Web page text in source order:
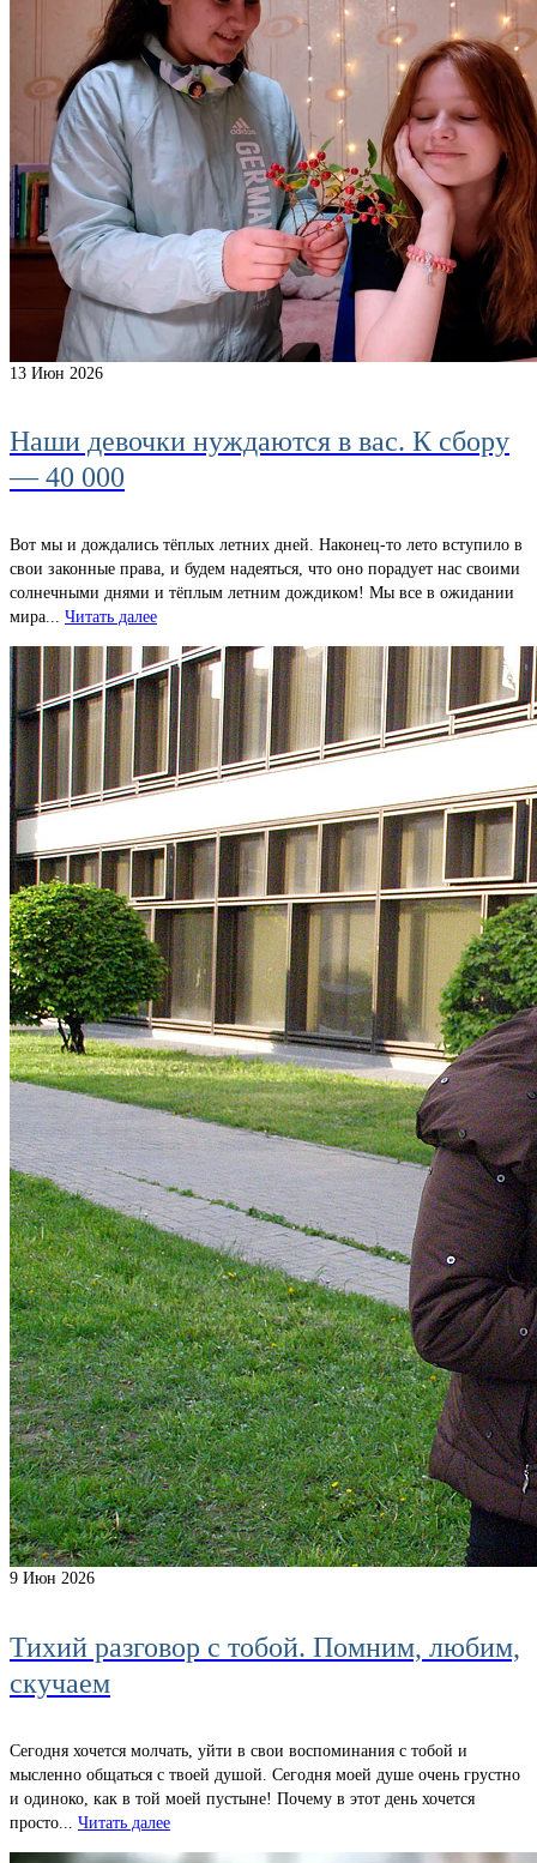
13 Июн 2026
Наши девочки нуждаются в вас. К сбору
— 40 000
Вот мы и дождались тёплых летних дней. Наконец-то лето вступило в
свои законные права, и будем надеяться, что оно порадует нас своими
солнечными днями и тёплым летним дождиком! Мы все в ожидании
мира... Читать далее
9 Июн 2026
Тихий разговор с тобой. Помним, любим,
скучаем
Сегодня хочется молчать, уйти в свои воспоминания с тобой и
мысленно общаться с твоей душой. Сегодня моей душе очень грустно
и одиноко, как в той моей пустыне! Почему в этот день хочется
просто... Читать далее